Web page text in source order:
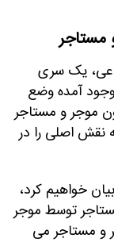
مستاجر
یک سری
آمده وضع
موجر و مستاجر
نقش اصلی را در
خواهیم کرد،
توسط موجر
و مستاجر می